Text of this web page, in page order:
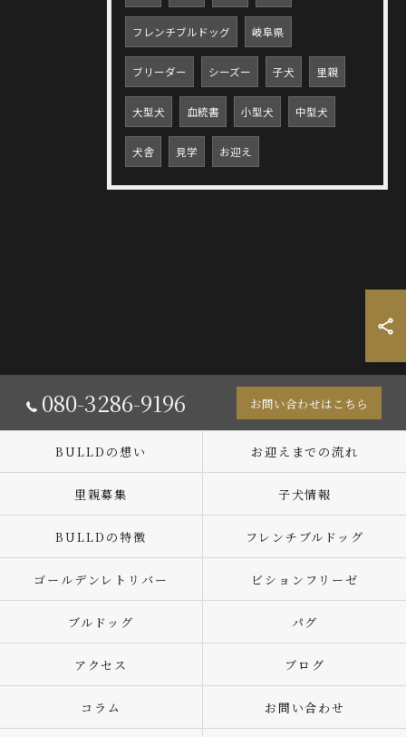
フレンチブルドッグ 岐阜県
ブリーダー シーズー 子犬 里親
大型犬 血統書 小型犬 中型犬
犬舎 見学 お迎え
080-3286-9196 お問い合わせはこちら
BULLDの想い お迎えまでの流れ
里親募集 子犬情報
BULLDの特徴 フレンチブルドッグ
ゴールデンレトリバー ビションフリーゼ
ブルドッグ パグ
アクセス ブログ
コラム お問い合わせ